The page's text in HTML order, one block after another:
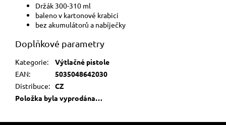
Držák 300-310 ml
baleno v kartonové krabici
bez akumulátorů a nabíječky
Doplňkové parametry
Kategorie:
Výtlačné pistole
EAN:
5035048642030
Distribuce: CZ
Položka byla vyprodána…